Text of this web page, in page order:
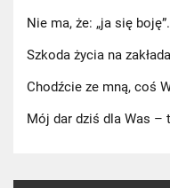
Nie ma, że: „ja się boję”.
Szkoda życia na
Chodźcie ze mną, coś
Mój dar dziś dla Was –